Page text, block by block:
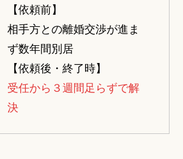
【依頼前】
相手方との離婚交渉が進ま
ず数年間別居
【依頼後・終了時】
受任から３週間足らずで解
決